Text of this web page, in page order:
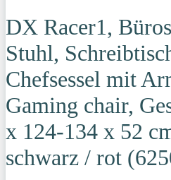
DX Racer1,
Stuhl,
Chefsessel mit
Gaming chair,
x 124-134 x 52
schwarz / rot